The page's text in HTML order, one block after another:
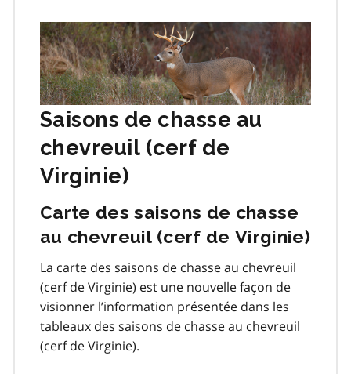
Image
Saisons de chasse au
chevreuil (cerf de
Virginie)
Carte des saisons de chasse
au chevreuil (cerf de Virginie)
La carte des saisons de chasse au chevreuil
(cerf de Virginie) est une nouvelle façon de
visionner l’information présentée dans les
tableaux des saisons de chasse au chevreuil
(cerf de Virginie).